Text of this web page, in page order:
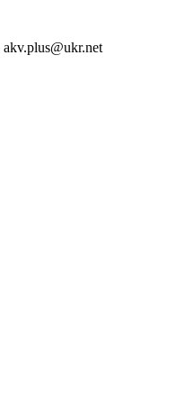
akv.plus@ukr.net